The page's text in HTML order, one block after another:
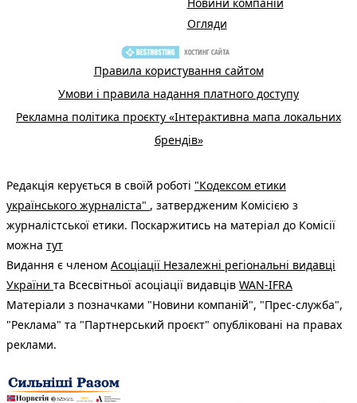
Огляди
Правила користування сайтом
Умови і правила надання платного доступу
Рекламна політика проєкту «Інтерактивна мапа локальних
брендів»
Редакція керується в своїй роботі "Кодексом етики
українського журналіста" , затвердженим Комісією з
журналістської етики. Поскаржитись на матеріал до Комісії
можна тут
Видання є членом Асоціації Незалежні регіональні видавці
України та Всесвітньої асоціації видавців WAN-IFRA
Матеріали з позначками "Новини компаній", "Прес-служба",
"Реклама" та "Партнерський проєкт" опубліковані на правах
реклами.